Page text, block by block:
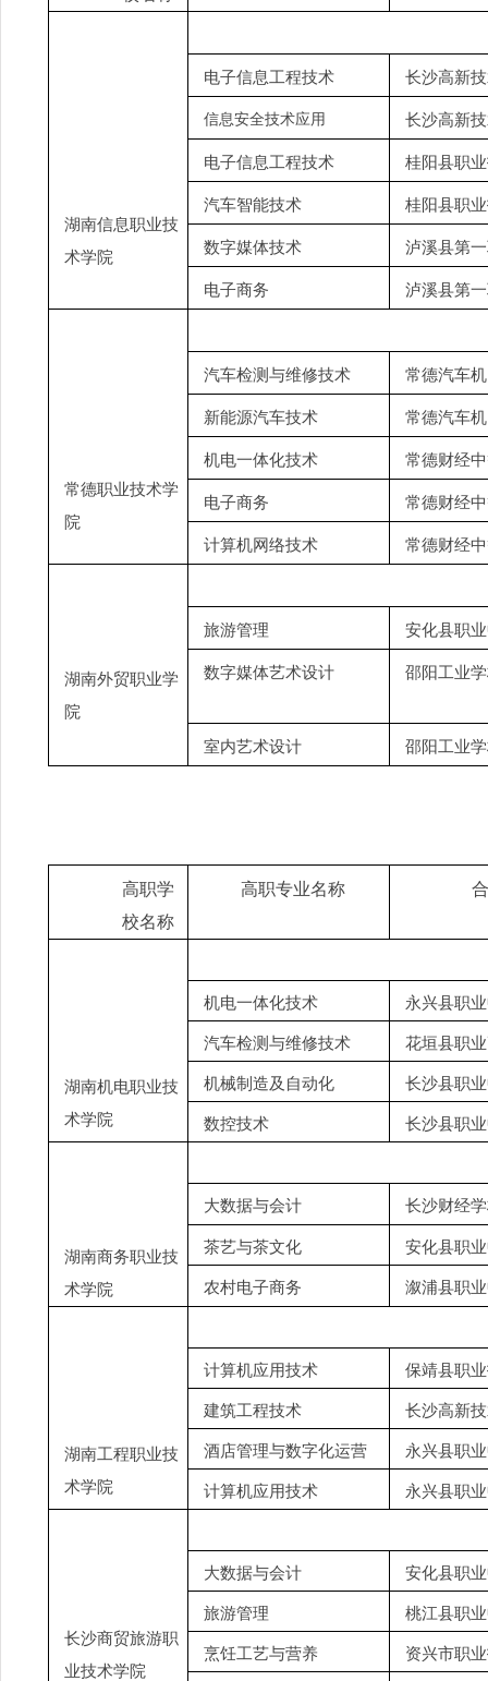
湖南信息职业技
术学院
电子信息工程技术 长沙高新
信息安全技术应用 长沙高新
电子信息工程技术 桂阳县职
汽车智能技术 桂阳县职
数字媒体技术 泸溪县第
电子商务 泸溪县第
常德职业技术学
院
汽车检测与维修技术 常德汽车
新能源汽车技术 常德汽车
机电一体化技术 常德财经
电子商务 常德财经
计算机网络技术 常德财经
湖南外贸职业学
院
旅游管理 安化县职
数字媒体艺术设计 邵阳工业
室内艺术设计 邵阳工业
高职学
校名称
高职专业名称
湖南机电职业技
术学院
机电一体化技术 永兴县职
汽车检测与维修技术 花垣县职
机械制造及自动化 长沙县职
数控技术 长沙县职
湖南商务职业技
术学院
大数据与会计 长沙财经
茶艺与茶文化 安化县职
农村电子商务 溆浦县职
湖南工程职业技
术学院
计算机应用技术 保靖县职
建筑工程技术 长沙高新
酒店管理与数字化运营 永兴县职
计算机应用技术 永兴县职
长沙商贸旅游职
业技术学院
大数据与会计 安化县职
旅游管理 桃江县职
烹饪工艺与营养 资兴市职